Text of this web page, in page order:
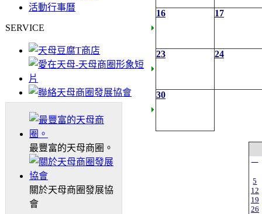
活動行事曆
SERVICE
最豐富的天母商圈。
關於天母商圈發展協
會
16 17
23 24
30
一
5
12
19
26